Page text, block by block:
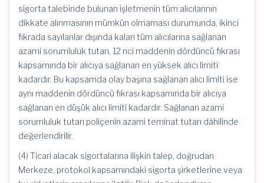
sigorta talebinde bulunan işletmenin tüm alıcılarının
dikkate alınmasının mümkün olmaması durumunda, ikinci
fıkrada sayılanlar dışında kalan tüm alıcılarına sağlanan
azami sorumluluk tutarı, 12 nci maddenin dördüncü fıkrası
kapsamında bir alıcıya sağlanan en yüksek alıcı limiti
kadardır. Bu kapsamda olay başına sağlanan alıcı limiti ise
aynı maddenin dördüncü fıkrası kapsamında bir alıcıya
sağlanan en düşük alıcı limiti kadardır. Sağlanan azami
sorumluluk tutarı poliçenin azami teminat tutarı dâhilinde
değerlendirilir.
(4) Ticari alacak sigortalarına ilişkin talep, doğrudan
Merkeze, protokol kapsamındaki sigorta şirketlerine veya